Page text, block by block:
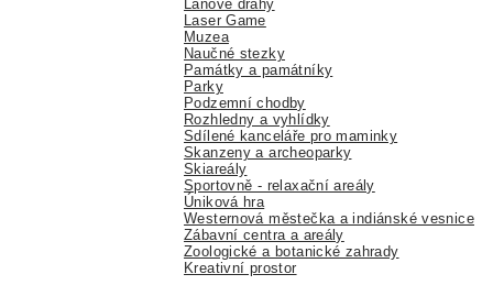
Lanové dráhy
Laser Game
Muzea
Naučné stezky
Památky a památníky
Parky
Podzemní chodby
Rozhledny a vyhlídky
Sdílené kanceláře pro maminky
Skanzeny a archeoparky
Skiareály
Sportovně - relaxační areály
Úniková hra
Westernová městečka a indiánské vesnice
Zábavní centra a areály
Zoologické a botanické zahrady
Kreativní prostor